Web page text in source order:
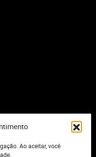
Ao aceitar, você
direitos reservados.